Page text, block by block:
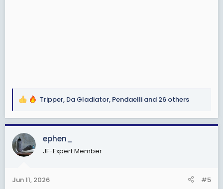
R
a
c
t
i
s
Tripper, Da Gladiator, Pendaelli and 26 others
ephen_
JF-Expert Member
Jun 11, 2026 #5